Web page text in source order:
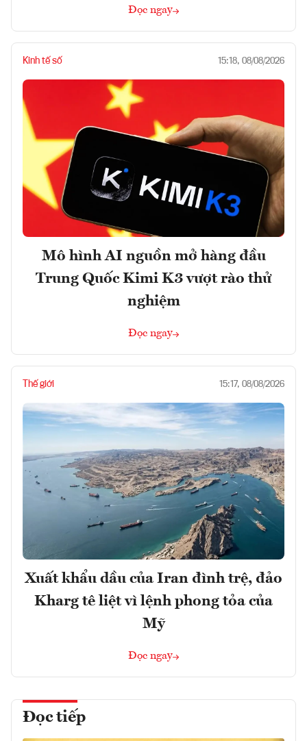
Đọc ngay
Kinh tế số 15:18, 08/08/2026
Mô hình AI nguồn mở hàng đầu
Trung Quốc Kimi K3 vượt rào thử
nghiệm
Đọc ngay
Thế giới 15:17, 08/08/2026
Xuất khẩu dầu của Iran đình trệ, đảo
Kharg tê liệt vì lệnh phong tỏa của
Mỹ
Đọc ngay
Đọc tiếp